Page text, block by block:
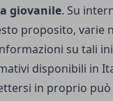
giovanile. Su
proposito, varie
su tali
disponibili in
in proprio può